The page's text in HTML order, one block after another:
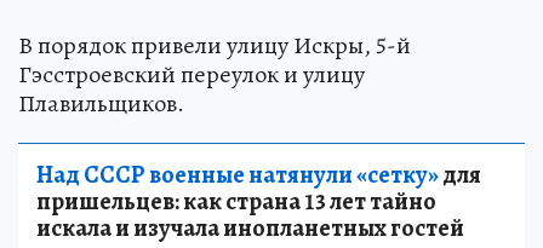
В порядок привели улицу Искры, 5-й
Гэсстроевский переулок и улицу
Плавильщиков.
Над СССР военные натянули «сетку»для
пришельцев: как страна 13 лет тайно
искала и изучала инопланетных гостей